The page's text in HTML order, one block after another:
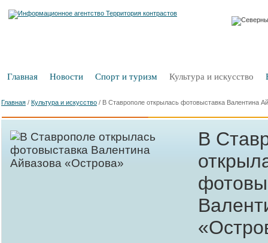
Главная Новости Спорт и туризм Культура и искусство
Главная / Культура и искусство / В Ставрополе открылась фотовыставка Валентина
В